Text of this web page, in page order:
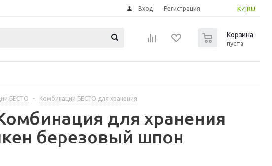
KZ RU
Вход Регистрация
Корзина
пуста
БЕСТО - Комбинации БЕСТО для хранения
для хранения
березовый шпон